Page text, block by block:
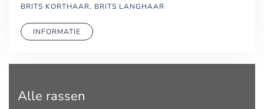
BRITS KORTHAAR, BRITS LANGHAAR
INFORMATIE
Alle rassen